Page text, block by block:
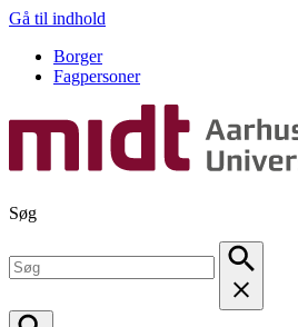
Gå til indhold
Borger
Fagpersoner
Søg